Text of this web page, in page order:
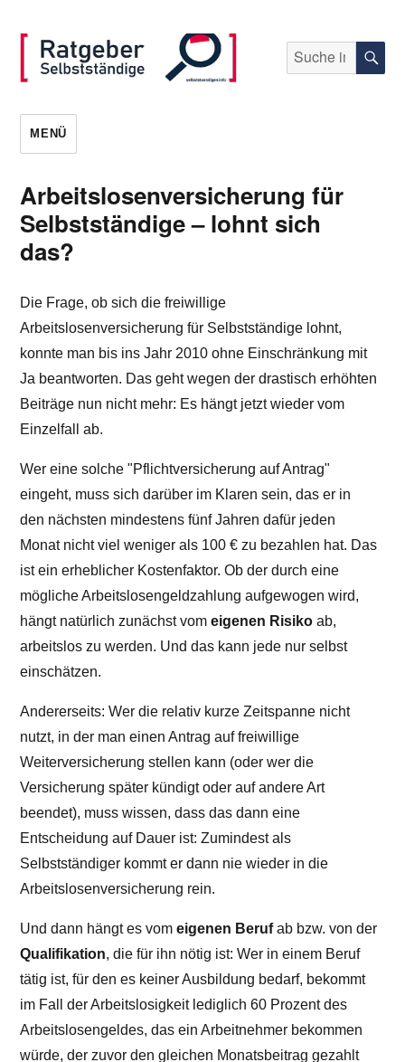
selbststaendigen.info
Suche
nach:
MENÜ
Arbeitslosenversicherung für
Selbstständige – lohnt sich
das?
Die Frage, ob sich die freiwillige
Arbeitslosenversicherung für Selbstständige lohnt,
konnte man bis ins Jahr 2010 ohne Einschränkung mit
Ja beantworten. Das geht wegen der drastisch erhöhten
Beiträge nun nicht mehr: Es hängt jetzt wieder vom
Einzelfall ab.
Wer eine solche "Pflichtversicherung auf Antrag"
eingeht, muss sich darüber im Klaren sein, das er in
den nächsten mindestens fünf Jahren dafür jeden
Monat nicht viel weniger als 100 € zu bezahlen hat. Das
ist ein erheblicher Kostenfaktor. Ob der durch eine
mögliche Arbeitslosengeldzahlung aufgewogen wird,
hängt natürlich zunächst vomeigenen Risiko ab,
arbeitslos zu werden. Und das kann jede nur selbst
einschätzen.
Andererseits: Wer die relativ kurze Zeitspanne nicht
nutzt, in der man einen Antrag auf freiwillige
Weiterversicherung stellen kann (oder wer die
Versicherung später kündigt oder auf andere Art
beendet), muss wissen, dass das dann eine
Entscheidung auf Dauer ist: Zumindest als
Selbstständiger kommt er dann nie wieder in die
Arbeitslosenversicherung rein.
Und dann hängt es vomeigenen Berufab bzw. von der
Qualifikation, die für ihn nötig ist: Wer in einem Beruf
tätig ist, für den es keiner Ausbildung bedarf, bekommt
im Fall der Arbeitslosigkeit lediglich 60 Prozent des
Arbeitslosengeldes, das ein Arbeitnehmer bekommen
würde, der zuvor den gleichen Monatsbeitrag gezahlt